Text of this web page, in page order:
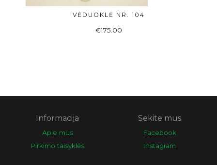
Į KREPŠELĮ
VĖDUOKLĖ NR. 104
€175.00
Informacija
Apie mus
Pirkimo taisyklės
Sekite mus
Facebook
Instagram